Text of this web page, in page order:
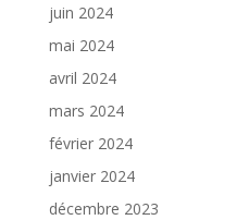
juin 2024
mai 2024
avril 2024
mars 2024
février 2024
janvier 2024
décembre 2023